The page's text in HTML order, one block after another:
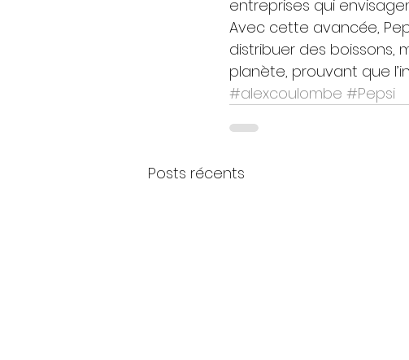
entreprises qui
Avec cette avancée,
distribuer des
planète, prouvant que
#alexcoulombe #Pepsi
Posts récents